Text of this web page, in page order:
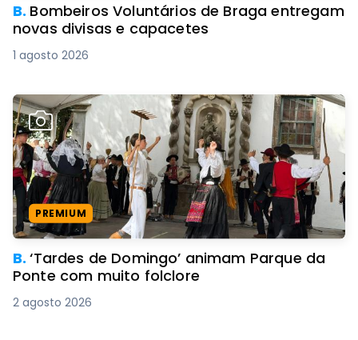
B. Bombeiros Voluntários de Braga entregam
novas divisas e capacetes
1 agosto 2026
PREMIUM
B.‘Tardes de Domingo’ animam Parque da
Ponte com muito folclore
2 agosto 2026